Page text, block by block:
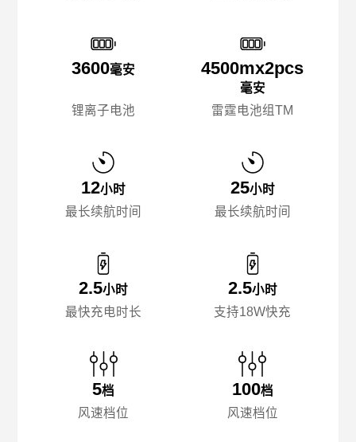
3600毫安
锂离子电池
12小时
最长续航时间
2.5小时
最快充电时长
5档
风速档位
4500mx️2pcs
毫安
雷霆电池组TM
25小时
最长续航时间
2.5小时
支持18W快充
100档
风速档位